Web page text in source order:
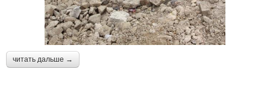
читать дальше →